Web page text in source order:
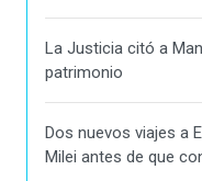
La Justicia citó a
patrimonio
Dos nuevos viajes a
Milei antes de que